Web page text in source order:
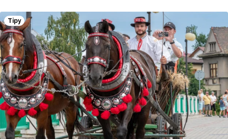
úkolů, pohyb na čerstvém vzduchu a hlavně spoustu
zábavy. To vše a mnohem víc na ploše větší než fotbalové
hřiště.
Tipy